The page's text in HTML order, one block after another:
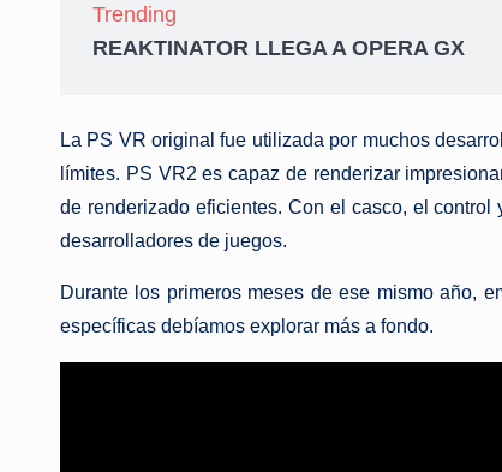
Trending
REAKTINATOR LLEGA A OPERA GX
La PS VR original fue utilizada por muchos
límites. PS VR2 es capaz de renderizar
de renderizado eficientes. Con el casco, el
desarrolladores de juegos.
Durante los primeros meses de ese mismo año,
específicas debíamos explorar más a fondo.